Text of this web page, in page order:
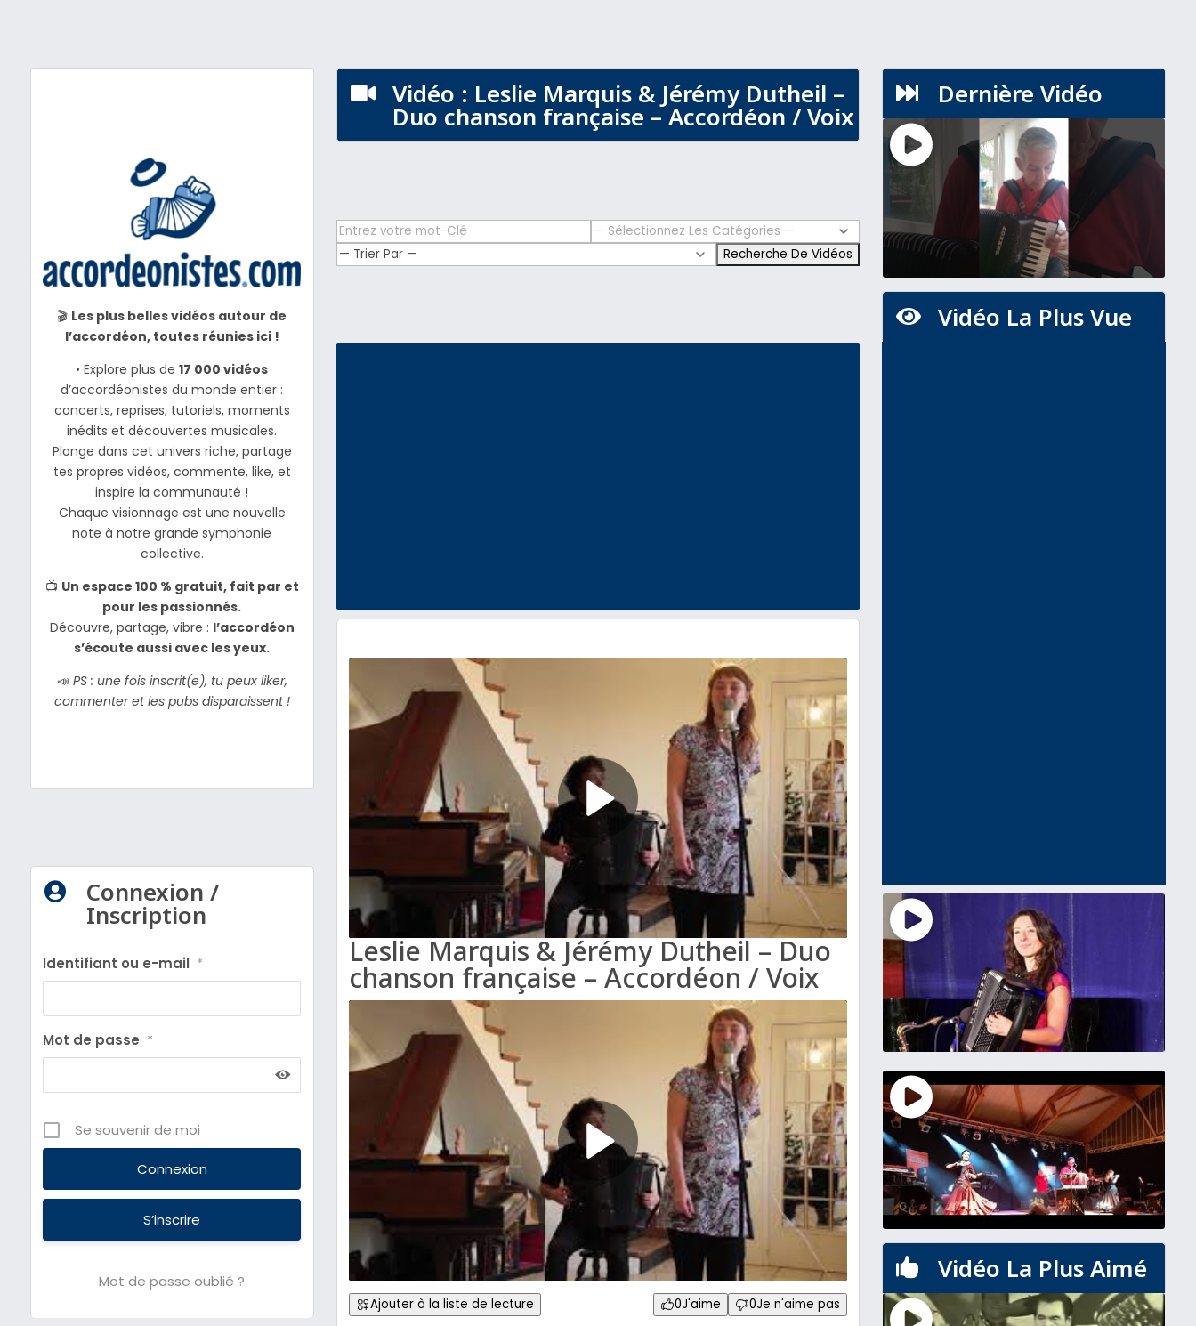
🎬 Les plus belles vidéos autour de
l’accordéon, toutes réunies ici !
• Explore plus de17 000 vidéos
d’accordéonistes du monde entier :
concerts, reprises, tutoriels, moments
inédits et découvertes musicales.
Plonge dans cet univers riche, partage
tes propres vidéos, commente, like, et
inspire la communauté !
Chaque visionnage est une nouvelle
note à notre grande symphonie
collective.
📺 Un espace 100 % gratuit, fait par et
pour les passionnés.
Découvre, partage, vibre : l’accordéon
s’écoute aussi avec les yeux.
📣 PS : une fois inscrit(e), tu peux liker,
commenter et les pubs disparaissent !
 Connexion /
Inscription
Identifiant ou e-mail *
Mot de passe *
Se souvenir de moi
S’inscrire
Mot de passe oublié ?
 Vidéo : Leslie Marquis & Jérémy Dutheil –
Duo chanson française – Accordéon / Voix
Leslie Marquis & Jérémy Dutheil – Duo
chanson française – Accordéon / Voix
Ajouter à la liste de lecture 0J'aime 0Je n'aime pas
 Dernière Vidéo
 Vidéo La Plus Vue
 Vidéo La Plus Aimé